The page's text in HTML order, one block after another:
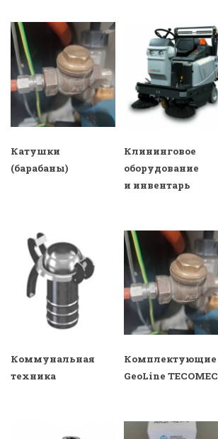
Катушки
(барабаны)
Клининговое
оборудование
и инвентарь
Коммунальная
техника
Комплектующие
GeoLine TECOMEC